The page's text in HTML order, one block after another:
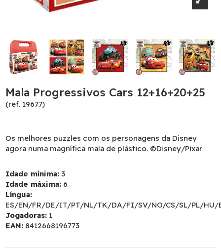
Mala Progressivos Cars 12+16+20+25
(ref. 19677)
Os melhores puzzles com os personagens da Disney
agora numa magnífica mala de plástico. ©Disney/Pixar
Idade mínima: 3
Idade máxima: 6
Língua:
ES/EN/FR/DE/IT/PT/NL/TK/DA/FI/SV/NO/CS/SL/PL/HU/
Jogadoras: 1
EAN: 8412668196773